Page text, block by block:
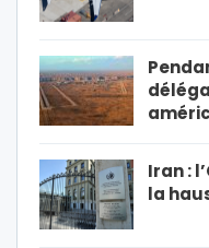
Iran :
la